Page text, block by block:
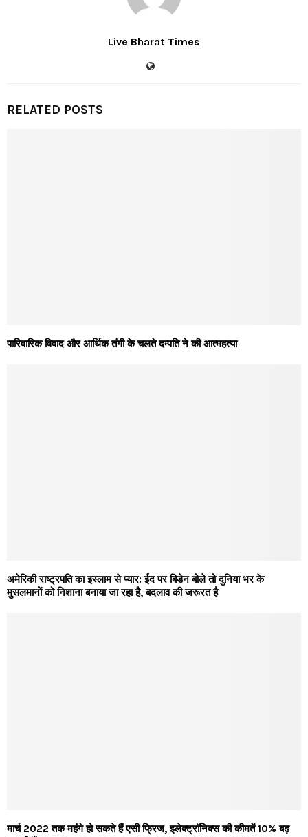
Live Bharat Times
RELATED POSTS
पारिवारिक विवाद और आर्थिक तंगी के चलते दम्पति ने की आत्महत्या
अमेरिकी राष्ट्रपति का इस्लाम से प्यार: ईद पर बिडेन बोले तो दुनिया भर के
मुसलमानों को निशाना बनाया जा रहा है, बदलाव की जरूरत है
मार्च 2022 तक महंगे हो सकते हैं एसी फ्रिज, इलेक्ट्रॉनिक्स की कीमतें 10% बढ़